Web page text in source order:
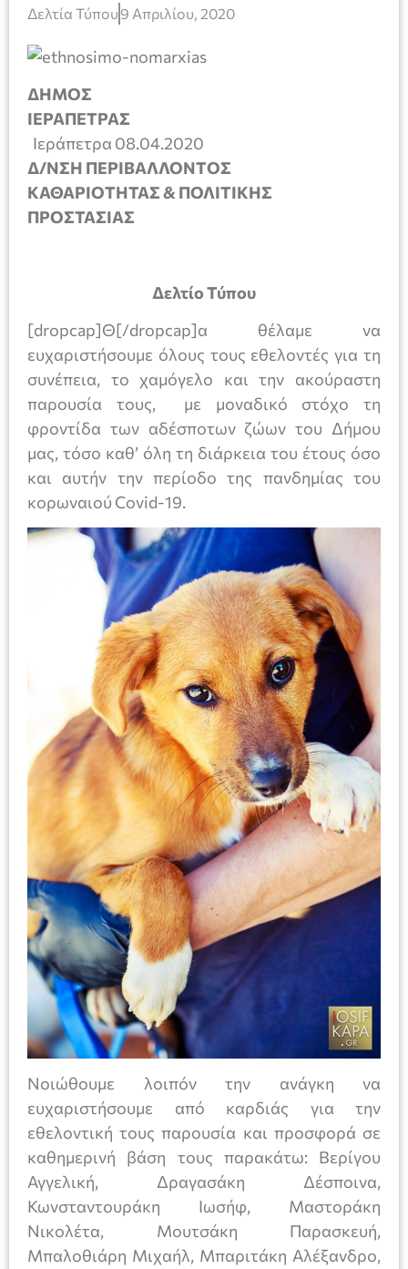
Δελτία Τύπου 9 Απριλίου, 2020
ΔΗΜΟΣ
ΙΕΡΑΠΕΤΡΑΣ
Ιεράπετρα 08.04.2020
Δ/ΝΣΗ ΠΕΡΙΒΑΛΛΟΝΤΟΣ
ΚΑΘΑΡΙΟΤΗΤΑΣ & ΠΟΛΙΤΙΚΗΣ
ΠΡΟΣΤΑΣΙΑΣ
Δελτίο Τύπου
[dropcap]Θ[/dropcap]α θέλαμε να
ευχαριστήσουμε όλους τους εθελοντές για τη
συνέπεια, το χαμόγελο και την ακούραστη
παρουσία τους, με μοναδικό στόχο τη
φροντίδα των αδέσποτων ζώων του Δήμου
μας, τόσο καθ’ όλη τη διάρκεια του έτους όσο
και αυτήν την περίοδο της πανδημίας του
κορωναιού Covid-19.
Νοιώθουμε λοιπόν την ανάγκη να
ευχαριστήσουμε από καρδιάς για την
εθελοντική τους παρουσία και προσφορά σε
καθημερινή βάση τους παρακάτω: Βερίγου
Αγγελική, Δραγασάκη Δέσποινα,
Κωνσταντουράκη Ιωσήφ, Μαστοράκη
Νικολέτα, Μουτσάκη Παρασκευή,
Μπαλοθιάρη Μιχαήλ, Μπαριτάκη Αλέξανδρο,